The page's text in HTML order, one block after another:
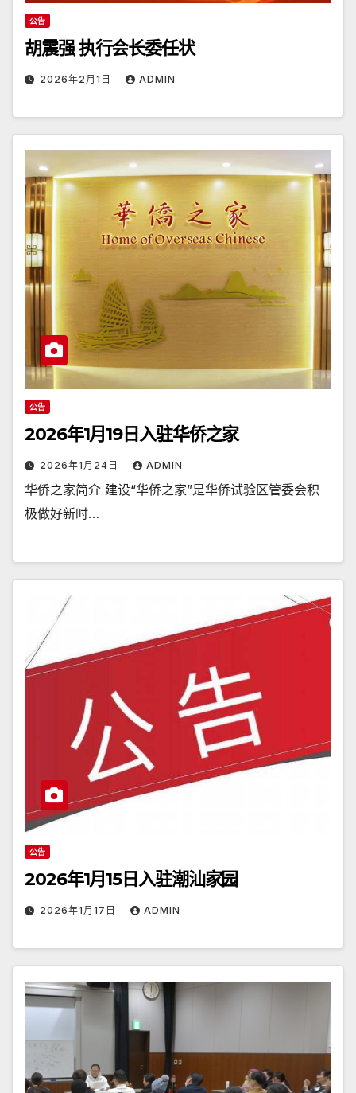
公告
胡震强 执行会长委任状
2026年2月1日 ADMIN
公告
2026年1月19日入驻华侨之家
2026年1月24日 ADMIN
华侨之家简介 建设“华侨之家”是华侨试验区管委会积
极做好新时…
公告
2026年1月15日入驻潮汕家园
2026年1月17日 ADMIN